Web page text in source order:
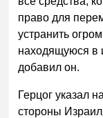
право для
устранить
находящуюся в
добавил он.
Герцог указал
стороны